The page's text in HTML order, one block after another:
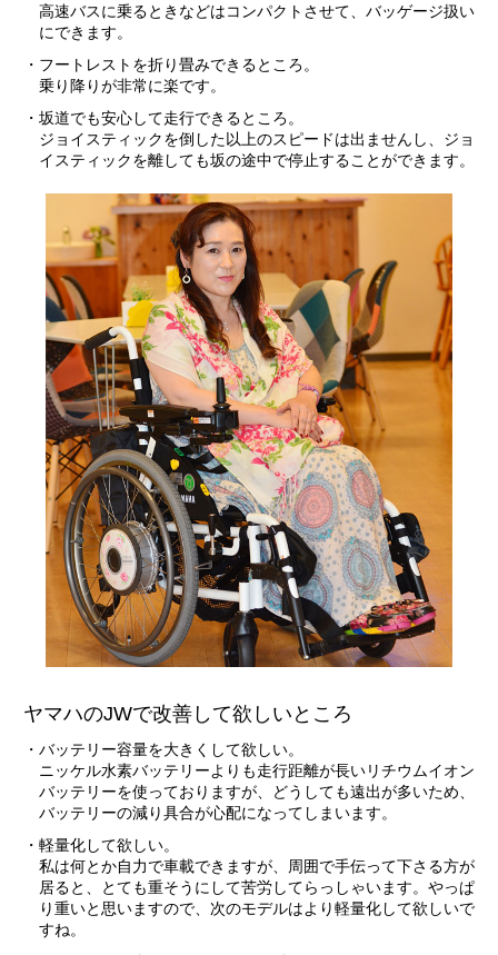
高速バスに乗るときなどはコンパクトさせて、バッゲージ扱い
にできます。
・フートレストを折り畳みできるところ。
乗り降りが非常に楽です。
・坂道でも安心して走行できるところ。
ジョイスティックを倒した以上のスピードは出ませんし、ジョ
イスティックを離しても坂の途中で停止することができます。
ヤマハのJWで改善して欲しいところ
・バッテリー容量を大きくして欲しい。
ニッケル水素バッテリーよりも走行距離が長いリチウムイオン
バッテリーを使っておりますが、どうしても遠出が多いため、
バッテリーの減り具合が心配になってしまいます。
・軽量化して欲しい。
私は何とか自力で車載できますが、周囲で手伝って下さる方が
居ると、とても重そうにして苦労してらっしゃいます。やっぱ
り重いと思いますので、次のモデルはより軽量化して欲しいで
すね。